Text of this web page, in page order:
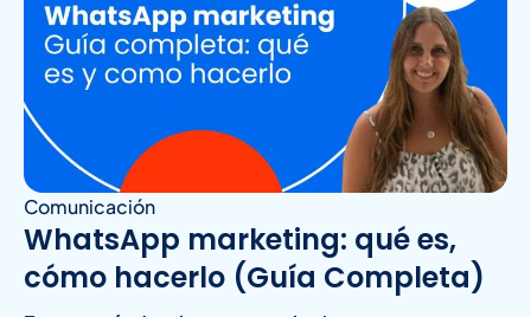
Comunicación
WhatsApp marketing: qué es,
cómo hacerlo (Guía Completa)